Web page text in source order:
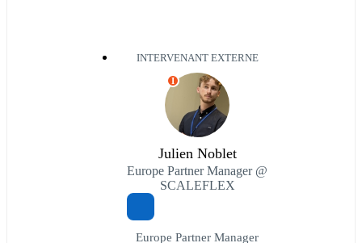
INTERVENANT EXTERNE
I
Julien Noblet
Europe Partner Manager @
SCALEFLEX
Europe Partner Manager